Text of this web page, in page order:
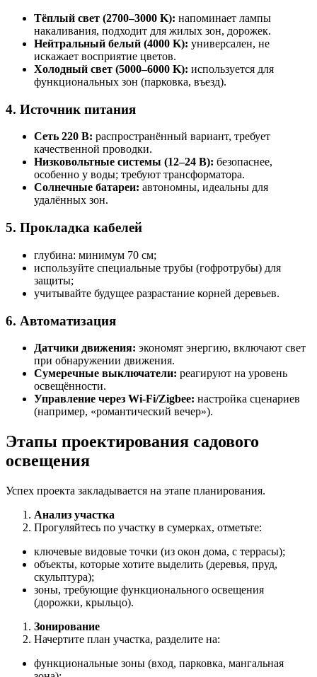
Тёплый свет (2700–3000 K): напоминает лампы
накаливания, подходит для жилых зон, дорожек.
Нейтральный белый (4000 K): универсален, не
искажает восприятие цветов.
Холодный свет (5000–6000 K): используется для
функциональных зон (парковка, въезд).
4. Источник питания
Сеть 220 В: распространённый вариант, требует
качественной проводки.
Низковольтные системы (12–24 В): безопаснее,
особенно у воды; требуют трансформатора.
Солнечные батареи: автономны, идеальны для
удалённых зон.
5. Прокладка кабелей
глубина: минимум 70 см;
используйте специальные трубы (гофротрубы) для
защиты;
учитывайте будущее разрастание корней деревьев.
6. Автоматизация
Датчики движения: экономят энергию, включают свет
при обнаружении движения.
Сумеречные выключатели: реагируют на уровень
освещённости.
Управление через Wi-Fi/Zigbee: настройка сценариев
(например, «романтический вечер»).
Этапы проектирования садового
освещения
Успех проекта закладывается на этапе планирования.
Анализ участка
Прогуляйтесь по участку в сумерках, отметьте:
ключевые видовые точки (из окон дома, с террасы);
объекты, которые хотите выделить (деревья, пруд,
скульптура);
зоны, требующие функционального освещения
(дорожки, крыльцо).
Зонирование
Начертите план участка, разделите на:
функциональные зоны (вход, парковка, мангальная